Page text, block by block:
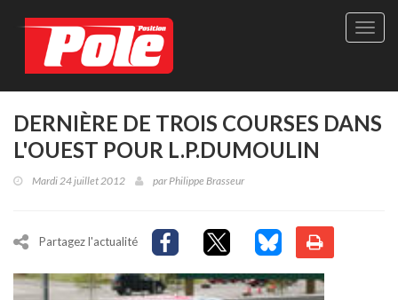
Site
-
DERNIÈRE DE TROIS COURSES DANS
L'OUEST POUR L.P.DUMOULIN
Mardi 24 juillet 2012 parPhilippe Brasseur
Partagez l'actualité